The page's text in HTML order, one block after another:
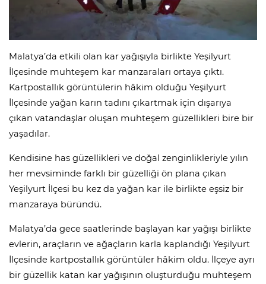
Malatya’da etkili olan kar yağışıyla birlikte Yeşilyurt
İlçesinde muhteşem kar manzaraları ortaya çıktı.
Kartpostallık görüntülerin hâkim olduğu Yeşilyurt
İlçesinde yağan karın tadını çıkartmak için dışarıya
çıkan vatandaşlar oluşan muhteşem güzellikleri bire bir
yaşadılar.
Kendisine has güzellikleri ve doğal zenginlikleriyle yılın
her mevsiminde farklı bir güzelliği ön plana çıkan
Yeşilyurt İlçesi bu kez da yağan kar ile birlikte eşsiz bir
manzaraya büründü.
Malatya’da gece saatlerinde başlayan kar yağışı birlikte
evlerin, araçların ve ağaçların karla kaplandığı Yeşilyurt
İlçesinde kartpostallık görüntüler hâkim oldu. İlçeye ayrı
bir güzellik katan kar yağışının oluşturduğu muhteşem